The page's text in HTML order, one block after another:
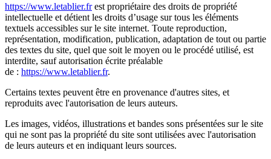
https://www.letablier.frest propriétaire des droits de propriété
intellectuelle et détient les droits d’usage sur tous les éléments
textuels accessibles sur le site internet. Toute reproduction,
représentation, modification, publication, adaptation de tout ou partie
des textes du site, quel que soit le moyen ou le procédé utilisé, est
interdite, sauf autorisation écrite préalable
de : https://www.letablier.fr.
Certains textes peuvent être en provenance d'autres sites, et
reproduits avec l'autorisation de leurs auteurs.
Les images, vidéos, illustrations et bandes sons présentées sur le site
qui ne sont pas la propriété du site sont utilisées avec l'autorisation
de leurs auteurs et en indiquant leurs sources.